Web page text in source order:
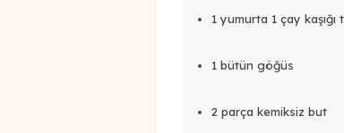
1 yumurta 1 çay kaşığı
1 bütün göğüs
2 parça kemiksiz but